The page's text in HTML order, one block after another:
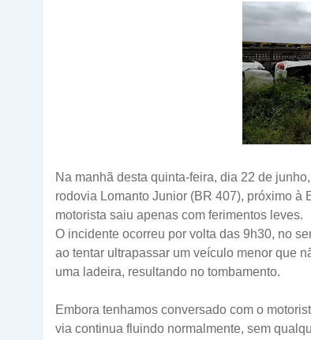
Na manhã desta quinta-feira, dia 22 de
rodovia Lomanto Junior (BR 407), próximo à
motorista saiu apenas com ferimentos leves.
O incidente ocorreu por volta das 9h30, no
ao tentar ultrapassar um veículo menor que
uma ladeira, resultando no tombamento.
Embora tenhamos conversado com o
via continua fluindo normalmente, sem